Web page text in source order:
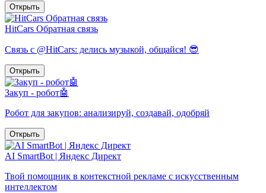
Открыть
HitCars Обратная связь
Связь с @HitCars: делись музыкой, общайся! 😎
Открыть
Закуп - робот🤖
Робот для закупов: анализируй, создавай, одобряй
Открыть
AI SmartBot | Яндекс Директ
Твой помощник в контекстной рекламе с искусственным
интеллектом